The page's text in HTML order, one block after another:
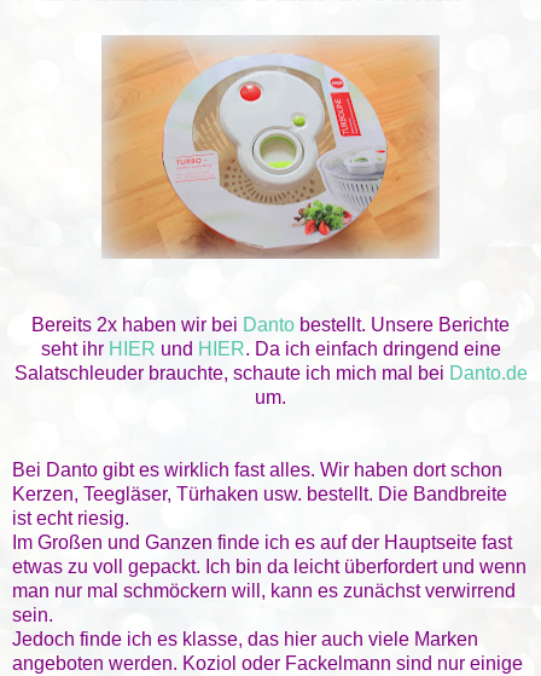
Bereits 2x haben wir bei Danto bestellt. Unsere Berichte
seht ihr HIER und HIER. Da ich einfach dringend eine
Salatschleuder brauchte, schaute ich mich mal bei Danto.de
um.
Bei Danto gibt es wirklich fast alles. Wir haben dort schon
Kerzen, Teegläser, Türhaken usw. bestellt. Die Bandbreite
ist echt riesig.
Im Großen und Ganzen finde ich es auf der Hauptseite fast
etwas zu voll gepackt. Ich bin da leicht überfordert und wenn
man nur mal schmöckern will, kann es zunächst verwirrend
sein.
Jedoch finde ich es klasse, das hier auch viele Marken
angeboten werden. Koziol oder Fackelmann sind nur einige